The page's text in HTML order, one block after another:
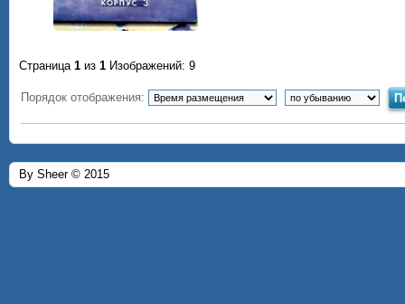
Страница 1 из 1 Изображений: 9
Порядок отображения:
By Sheer © 2015